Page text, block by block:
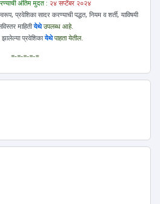
अंतिम मुदत : २४ सप्टेंबर २०२४
प्रवेशिका सादर करण्याची पद्धत, नियम व शर्ती, याविषयी
माहितीयेथेउपलब्ध आहे.
झालेल्या प्रवेशिकायेथेपाहता येतील.
=-=-=-=-=